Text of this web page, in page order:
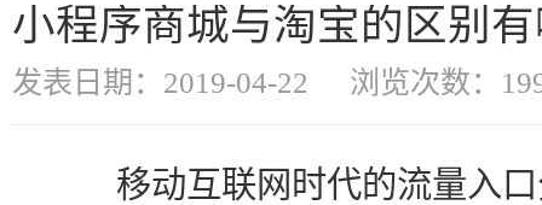
小程序商城与淘宝的区别
发表日期：2019-04-22 浏览次数：
移动互联网时代的流量入口